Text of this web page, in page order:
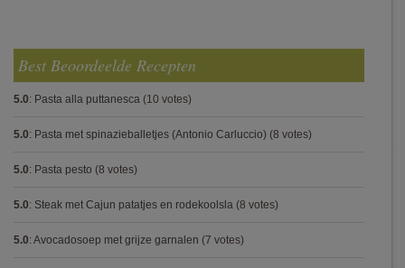
Best Beoordeelde Recepten
5.0: Pasta alla puttanesca (10 votes)
5.0: Pasta met spinazieballetjes (Antonio Carluccio) (8 votes)
5.0: Pasta pesto (8 votes)
5.0: Steak met Cajun patatjes en rodekoolsla (8 votes)
5.0: Avocadosoep met grijze garnalen (7 votes)